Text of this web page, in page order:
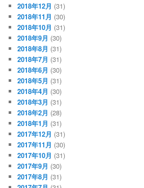
2018年12月 (31)
2018年11月 (30)
2018年10月 (31)
2018年9月 (30)
2018年8月 (31)
2018年7月 (31)
2018年6月 (30)
2018年5月 (31)
2018年4月 (30)
2018年3月 (31)
2018年2月 (28)
2018年1月 (31)
2017年12月 (31)
2017年11月 (30)
2017年10月 (31)
2017年9月 (30)
2017年8月 (31)